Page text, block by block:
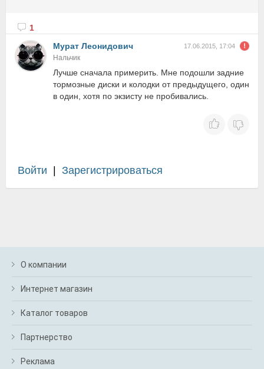
1
Мурат Леонидович
17.06.2015, 17:04
Нальчик
Лучше сначала примерить. Мне подошли задние
тормозные диски и колодки от предыдущего, один
в один, хотя по экзисту не пробивались.
Войти Зарегистрироваться
О компании
Интернет магазин
Каталог товаров
Партнерство
Реклама